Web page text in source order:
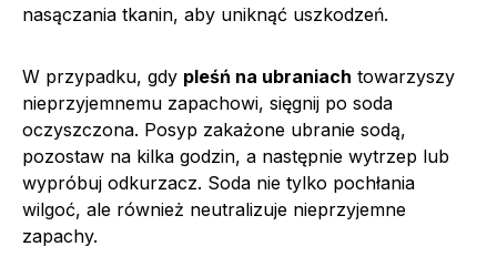
nasączania tkanin, aby uniknąć uszkodzeń.
W przypadku, gdy pleśń na ubraniach towarzyszy
nieprzyjemnemu zapachowi, sięgnij po soda
oczyszczona. Posyp zakażone ubranie sodą,
pozostaw na kilka godzin, a następnie wytrzep lub
wypróbuj odkurzacz. Soda nie tylko pochłania
wilgoć, ale również neutralizuje nieprzyjemne
zapachy.